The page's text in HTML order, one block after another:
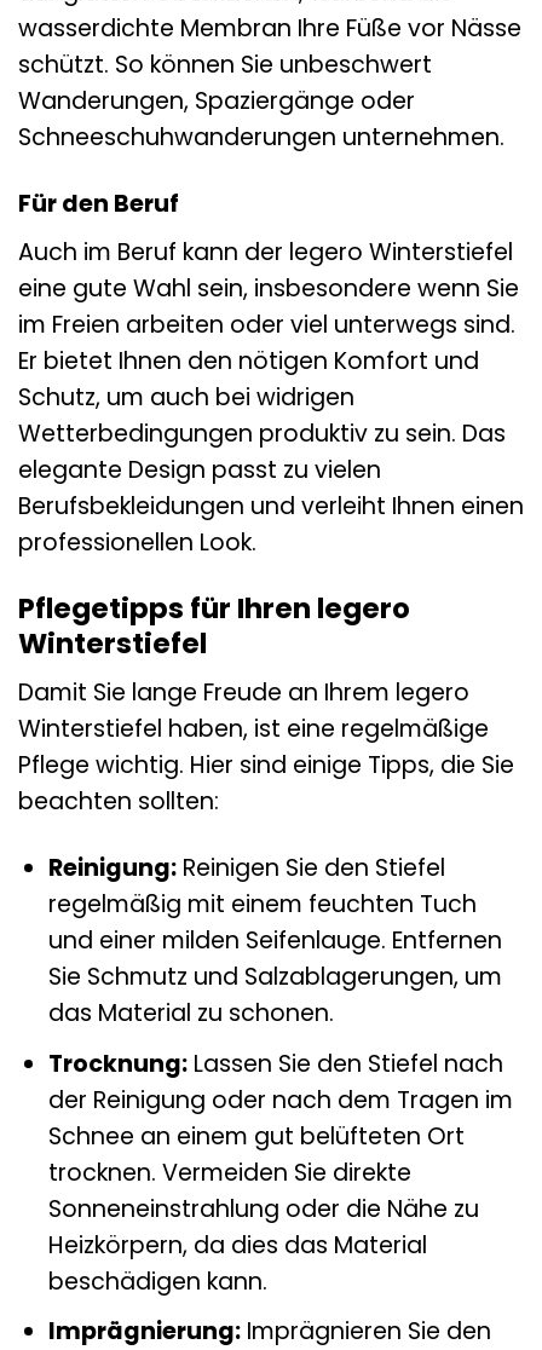
wasserdichte Membran Ihre Füße vor Nässe
schützt. So können Sie unbeschwert
Wanderungen, Spaziergänge oder
Schneeschuhwanderungen unternehmen.
Für den Beruf
Auch im Beruf kann der legero Winterstiefel
eine gute Wahl sein, insbesondere wenn Sie
im Freien arbeiten oder viel unterwegs sind.
Er bietet Ihnen den nötigen Komfort und
Schutz, um auch bei widrigen
Wetterbedingungen produktiv zu sein. Das
elegante Design passt zu vielen
Berufsbekleidungen und verleiht Ihnen einen
professionellen Look.
Pflegetipps für Ihren legero
Winterstiefel
Damit Sie lange Freude an Ihrem legero
Winterstiefel haben, ist eine regelmäßige
Pflege wichtig. Hier sind einige Tipps, die Sie
beachten sollten:
Reinigung:Reinigen Sie den Stiefel
regelmäßig mit einem feuchten Tuch
und einer milden Seifenlauge. Entfernen
Sie Schmutz und Salzablagerungen, um
das Material zu schonen.
Trocknung:Lassen Sie den Stiefel nach
der Reinigung oder nach dem Tragen im
Schnee an einem gut belüfteten Ort
trocknen. Vermeiden Sie direkte
Sonneneinstrahlung oder die Nähe zu
Heizkörpern, da dies das Material
beschädigen kann.
Imprägnierung:Imprägnieren Sie den